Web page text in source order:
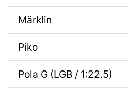
Märklin
Piko
Pola G (LGB / 1:22.5)